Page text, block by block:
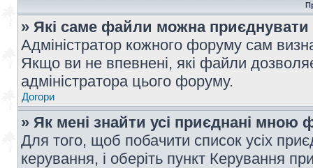
» Які саме файли можна
Адміністратор кожного форуму сам
Якщо ви не впевнені, які файли
адміністратора цього форуму.
Догори
» Як мені знайти усі приєднані мною
Для того, щоб побачити список усіх
керування, і оберіть пункт Керування